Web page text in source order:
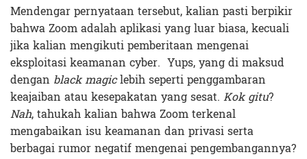
Mendengar pernyataan tersebut, kalian pasti berpikir
bahwa Zoom adalah aplikasi yang luar biasa, kecuali
jika kalian mengikuti pemberitaan mengenai
eksploitasi keamanan cyber. Yups, yang di maksud
dengan black magiclebih seperti penggambaran
keajaiban atau kesepakatan yang sesat. Kok gitu?
Nah, tahukah kalian bahwa Zoom terkenal
mengabaikan isu keamanan dan privasi serta
berbagai rumor negatif mengenai pengembangannya?